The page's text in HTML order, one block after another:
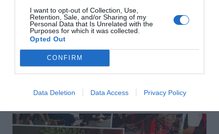
I want to opt-out of Collection, Use,
Retention, Sale, and/or Sharing of my
Personal Data that Is Unrelated with the
Purposes for which it was collected.
Opted Out
CONFIRM
Data Deletion Data Access Privacy Policy
Αποστολή